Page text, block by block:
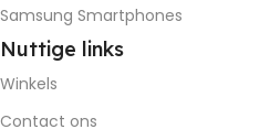
Samsung Smartphones
Nuttige links
Winkels
Contact ons